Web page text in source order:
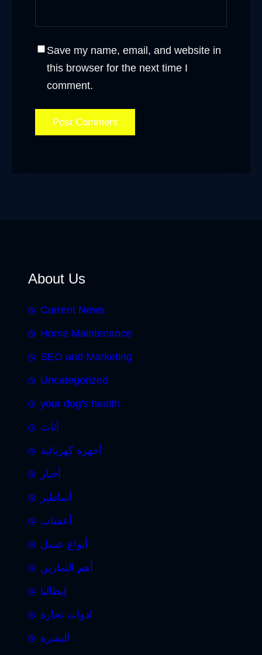
Save my name, email, and website in
this browser for the next time I
comment.
About Us
Current News
Home Maintenance
SEO and Marketing
Uncategorized
your dog's health
أثاث
أجهزة كهربائية
أخبار
أساطير
أعشاب
أنواع عسل
أهم التمارين
إيطاليا
ادوات نجارة
البشرة